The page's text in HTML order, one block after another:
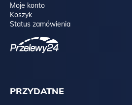
Moje konto
Koszyk
Status zamówienia
PRZYDATNE